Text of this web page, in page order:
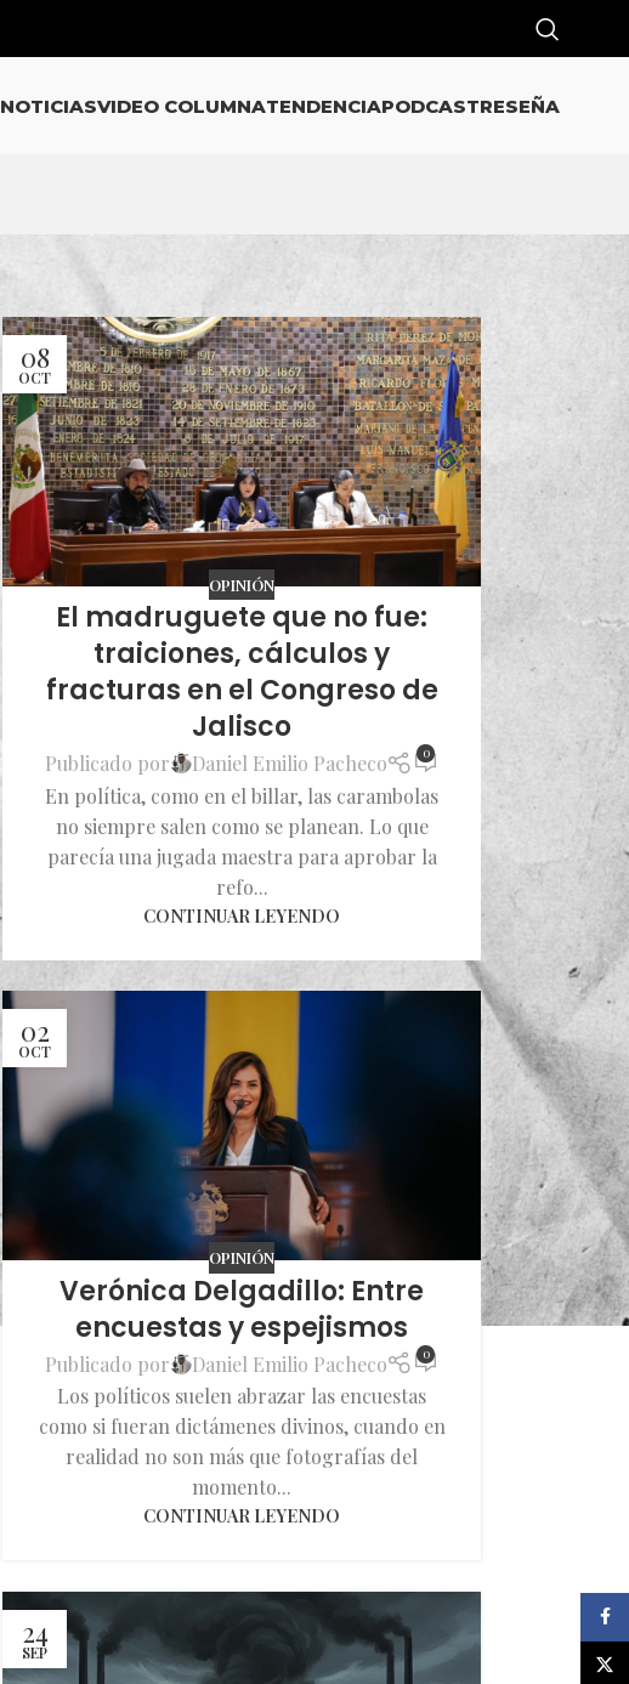
NOTICIASVIDEO COLUMNATENDENCIAPODCASTRESEÑA
08
OCT
OPINIÓN
El madruguete que no fue:
traiciones, cálculos y
fracturas en el Congreso de
Jalisco
Publicado por Daniel Emilio Pacheco 0
En política, como en el billar, las carambolas
no siempre salen como se planean. Lo que
parecía una jugada maestra para aprobar la
refo...
CONTINUAR LEYENDO
02
OCT
OPINIÓN
Verónica Delgadillo: Entre
encuestas y espejismos
Publicado por Daniel Emilio Pacheco 0
Los políticos suelen abrazar las encuestas
como si fueran dictámenes divinos, cuando en
realidad no son más que fotografías del
momento...
CONTINUAR LEYENDO
24
SEP